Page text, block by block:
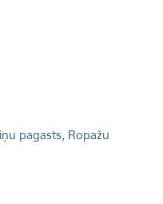
pagasts, Ropažu